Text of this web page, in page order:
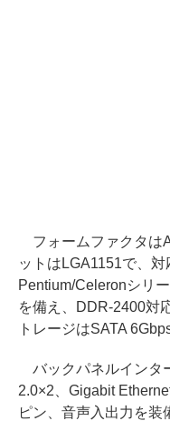
フォームファクタは
ットはLGA1151で、
Pentium/Celeronシリ
を備え、DDR-2400対
トレージはSATA
バックパネルインタ
2.0×2、Gigabit
ピン、音声入出力を装